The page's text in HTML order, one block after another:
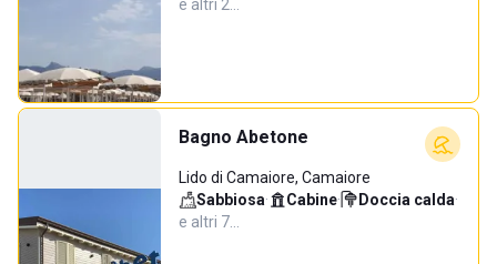
e altri 2…
Bagno Abetone
Lido di Camaiore, Camaiore
Sabbiosa· Cabine· Doccia calda·
e altri 7…